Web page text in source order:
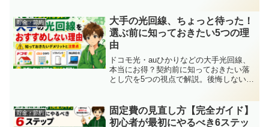
貯金・節約
大手の光回線、ちょっと待った！
選ぶ前に知っておきたい5つの理
由
ドコモ光・auひかりなどの大手光回線、
本当にお得？契約前に知っておきたい落
とし穴を5つの視点で解説。後悔しない選
貯金・節約
固定費の見直し方【完全ガイド】
初心者が最初にやるべき6ステッ